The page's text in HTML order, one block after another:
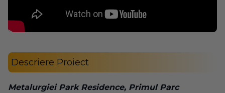
Descriere Proiect
Metalurgiei Park Residence, Primul Parc